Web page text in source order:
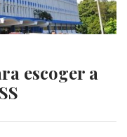
escoger a